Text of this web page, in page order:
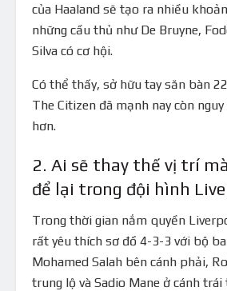
của Haaland sẽ tạo ra nhiều
những cầu thủ như De Bruyne,
Silva có cơ hội.
Có thể thấy, sở hữu tay săn bàn
The Citizen đã mạnh nay còn
hơn.
2. Ai sẽ thay thế vị trí
để lại trong đội hình
Trong thời gian nắm quyền
rất yêu thích sơ đồ 4-3-3 với bộ
Mohamed Salah bên cánh phải,
trung lộ và Sadio Mane ở cánh